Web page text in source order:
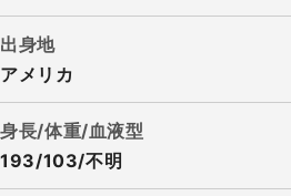
出身地
アメリカ
身長/体重/血液型
193/103/不明